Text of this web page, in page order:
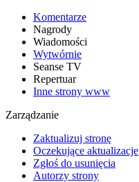
Komentarze
Nagrody
Wiadomości
Wytwórnie
Seanse TV
Repertuar
Inne strony www
Zarządzanie
Zaktualizuj stronę
Oczekujące aktualizacje
Zgłoś do usunięcia
Autorzy strony